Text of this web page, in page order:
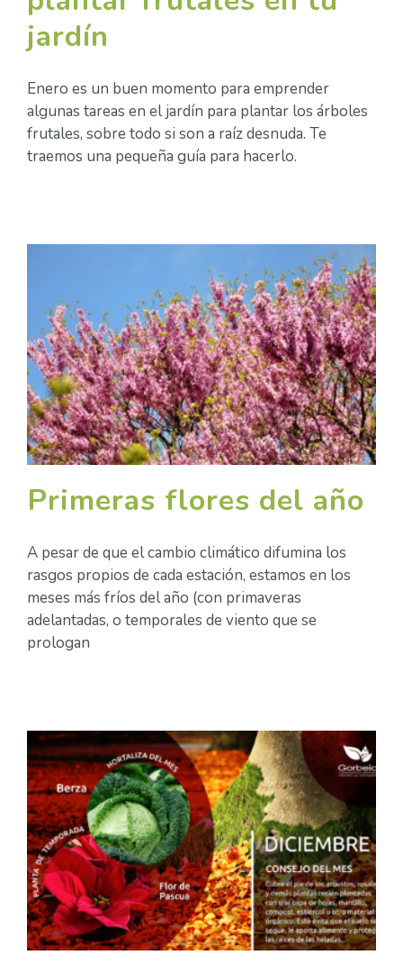
jardín
Enero es un buen momento para emprender
algunas tareas en el jardín para plantar los árboles
frutales, sobre todo si son a raíz desnuda. Te
traemos una pequeña guía para hacerlo.
Primeras flores del año
A pesar de que el cambio climático difumina los
rasgos propios de cada estación, estamos en los
meses más fríos del año (con primaveras
adelantadas, o temporales de viento que se
prologan